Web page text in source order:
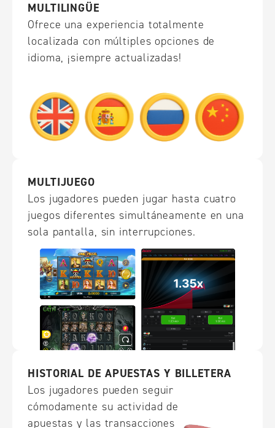
MULTILINGÜE
Ofrece una experiencia totalmente
localizada con múltiples opciones de
idioma, ¡siempre actualizadas!
MULTIJUEGO
Los jugadores pueden jugar hasta cuatro
juegos diferentes simultáneamente en una
sola pantalla, sin interrupciones.
HISTORIAL DE APUESTAS Y BILLETERA
Los jugadores pueden seguir
cómodamente su actividad de
apuestas y las transacciones